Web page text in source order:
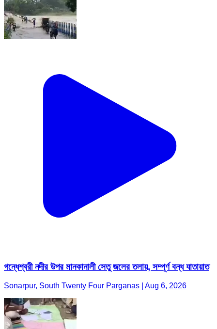
গন্ধেশ্বরী নদীর উপর মানকানালী সেতু জলের তলায়, সম্পূর্ণ বন্ধ যাতায়াত
Sonarpur, South Twenty Four Parganas | Aug 6, 2026